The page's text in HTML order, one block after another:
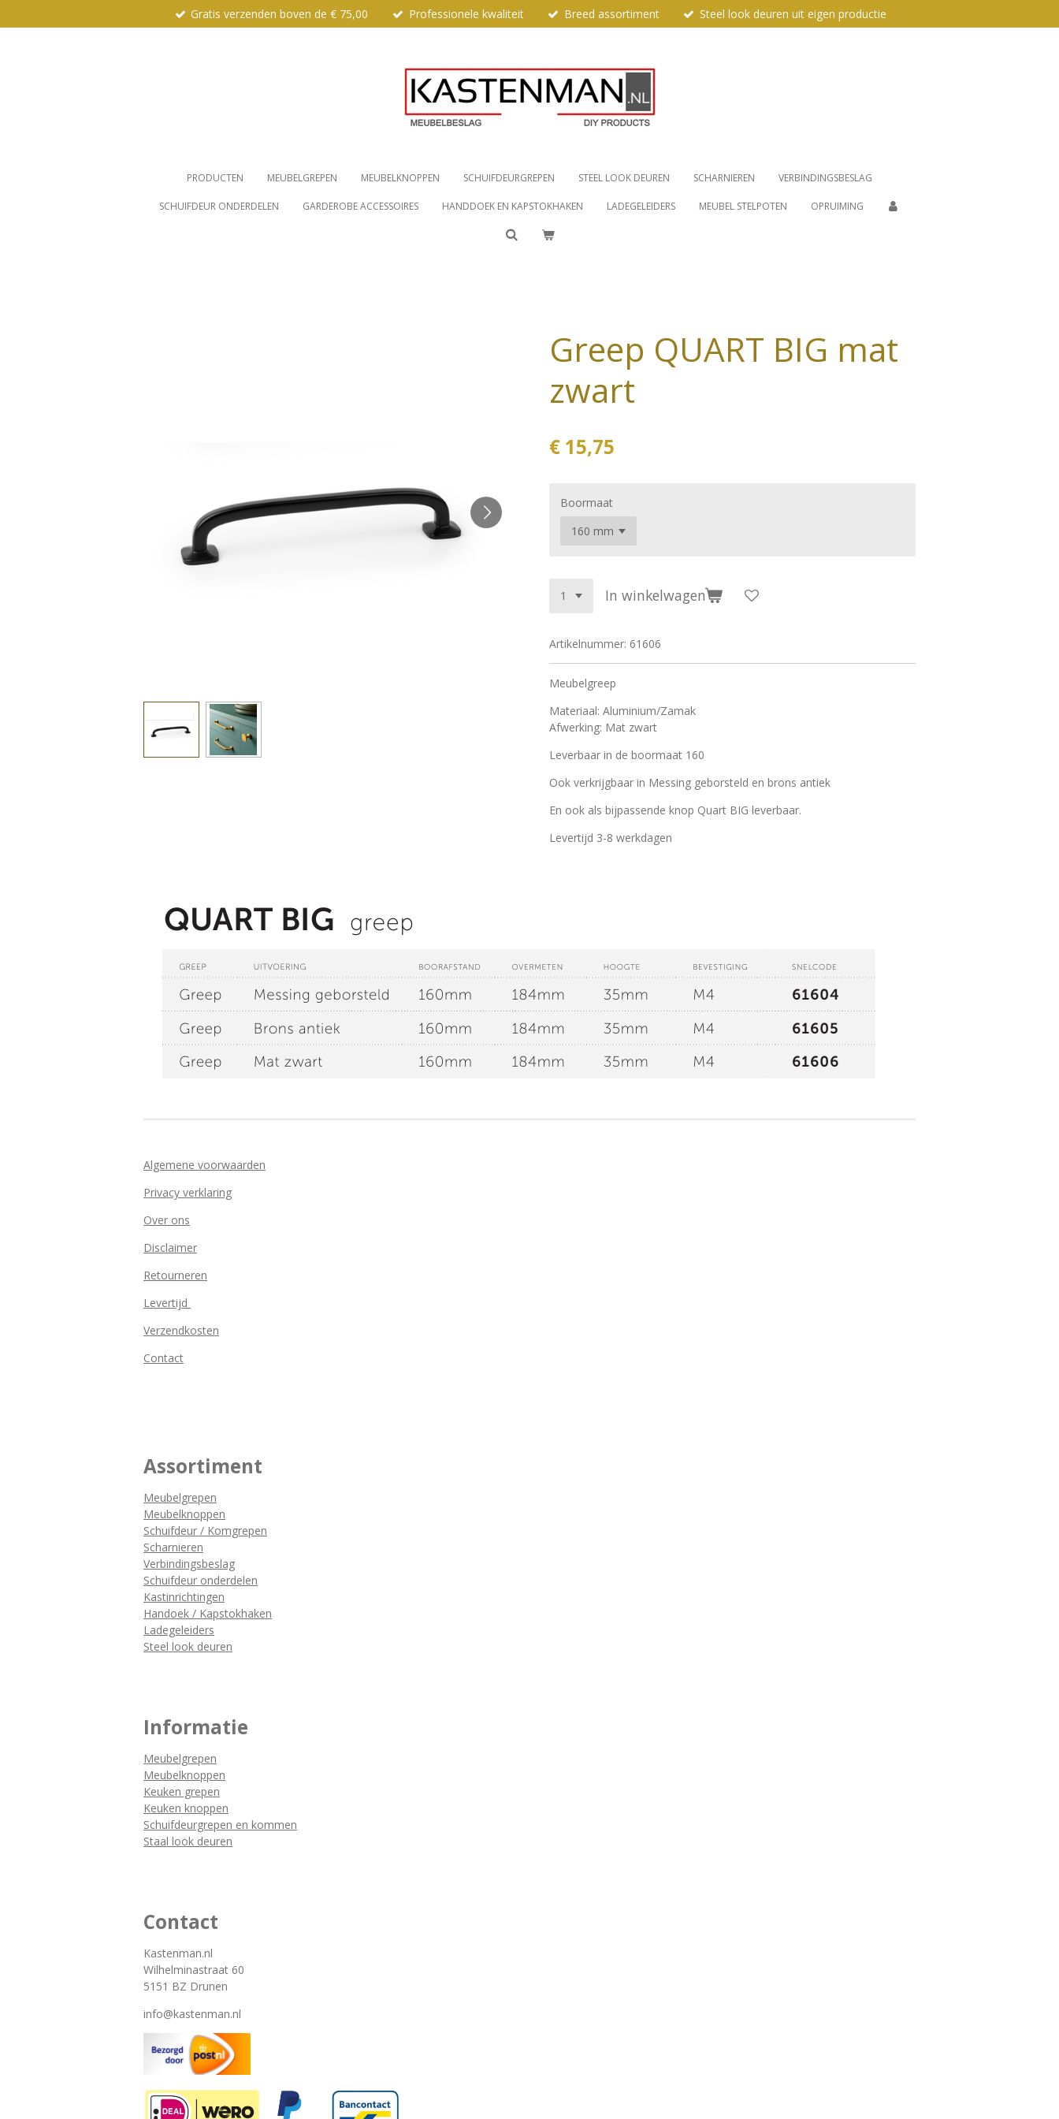
direct
Gratis verzenden boven de € 75,00 Professionele kwaliteit Breed assortiment Steel look deuren uit eigen productie
PRODUCTEN MEUBELGREPEN MEUBELKNOPPEN SCHUIFDEURGREPEN STEEL LOOK DEUREN SCHARNIEREN VERBINDINGSBESLAG
SCHUIFDEUR ONDERDELEN GARDEROBE ACCESSOIRES HANDDOEK EN KAPSTOKHAKEN LADEGELEIDERS MEUBEL STELPOTEN OPRUIMING
Greep QUART BIG mat
zwart
€ 15,75
Boormaat
In winkelwagen
Artikelnummer: 61606
Meubelgreep
Materiaal: Aluminium/Zamak
Afwerking: Mat zwart
Leverbaar in de boormaat 160
Ook verkrijgbaar in Messing geborsteld en brons antiek
En ook als bijpassende knop Quart BIG leverbaar.
Levertijd 3-8 werkdagen
Algemene voorwaarden
Privacy verklaring
Over ons
Disclaimer
Retourneren
Levertijd
Verzendkosten
Contact
Assortiment
Meubelgrepen
Meubelknoppen
Schuifdeur / Komgrepen
Scharnieren
Verbindingsbeslag
Schuifdeur onderdelen
Kastinrichtingen
Handoek / Kapstokhaken
Ladegeleiders
Steel look deuren
Informatie
Meubelgrepen
Meubelknoppen
Keuken grepen
Keuken knoppen
Schuifdeurgrepen en kommen
Staal look deuren
Contact
Kastenman.nl
Wilhelminastraat 60
5151 BZ Drunen
info@kastenman.nl